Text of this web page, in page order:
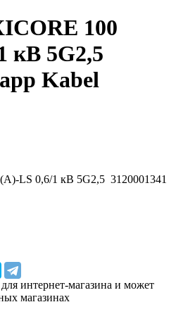
100
кВ 5G2,5
Kabel
LS 0,6/1 кВ 5G2,5 3120001341
интернет-магазина и может
магазинах